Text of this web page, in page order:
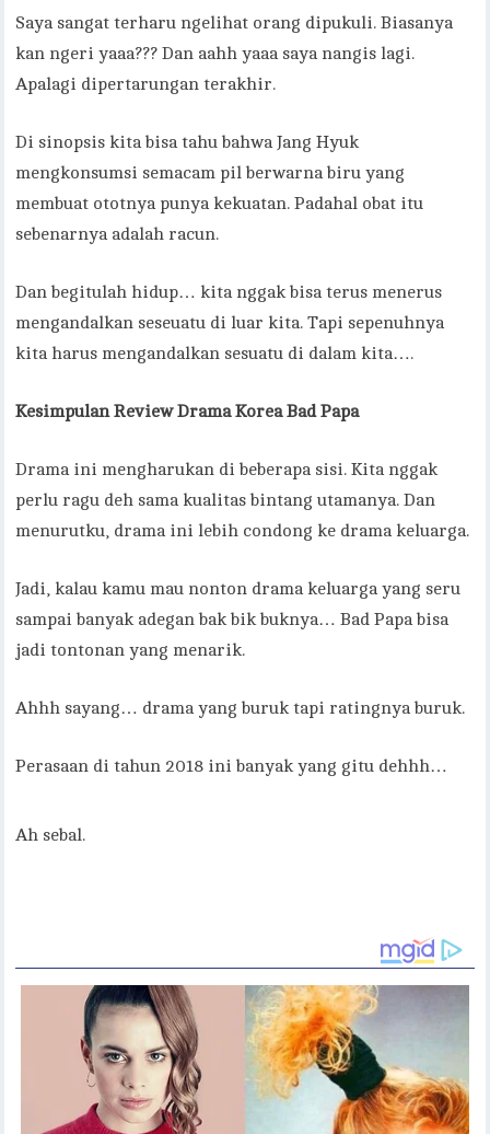
Saya sangat terharu ngelihat orang dipukuli. Biasanya
kan ngeri yaaa??? Dan aahh yaaa saya nangis lagi.
Apalagi dipertarungan terakhir.
Di sinopsis kita bisa tahu bahwa Jang Hyuk
mengkonsumsi semacam pil berwarna biru yang
membuat ototnya punya kekuatan. Padahal obat itu
sebenarnya adalah racun.
Dan begitulah hidup… kita nggak bisa terus menerus
mengandalkan seseuatu di luar kita. Tapi sepenuhnya
kita harus mengandalkan sesuatu di dalam kita….
Kesimpulan Review Drama Korea Bad Papa
Drama ini mengharukan di beberapa sisi. Kita nggak
perlu ragu deh sama kualitas bintang utamanya. Dan
menurutku, drama ini lebih condong ke drama keluarga.
Jadi, kalau kamu mau nonton drama keluarga yang seru
sampai banyak adegan bak bik buknya… Bad Papa bisa
jadi tontonan yang menarik.
Ahhh sayang… drama yang buruk tapi ratingnya buruk.
Perasaan di tahun 2018 ini banyak yang gitu dehhh…
Ah sebal.